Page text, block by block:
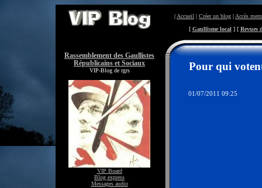
Rassemblement des Gaullistes
Républicains et Sociaux
VIP-Blog de rgrs
VIP Board
Blog express
Messages audio
| Accueil | Créer un blog | Accès
[ Gaullisme local ] [ Revues
Pour qui
01/07/2011 09:25